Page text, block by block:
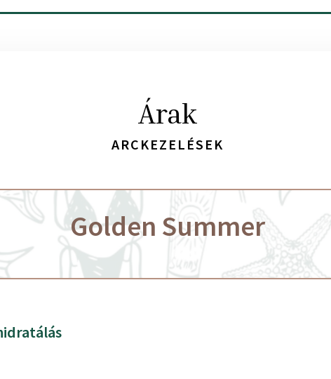
Árak
ARCKEZELÉSEK
Golden Summer